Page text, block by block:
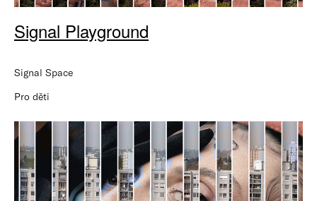
Signal Playground
Signal Space
Pro děti